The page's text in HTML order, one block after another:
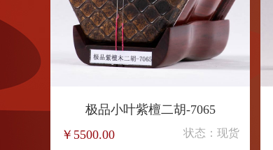
极品小叶紫檀二胡-7065
￥5500.00
状态：现货